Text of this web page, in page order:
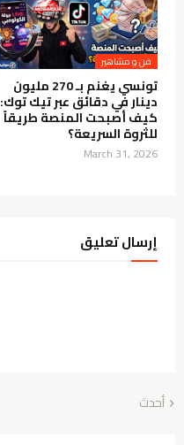
فن و مشاهير
تونسي يغنم بـ 270 مليون
دينار في دقائق عبر تيك توك:
كيف أصبحت المنصة طريقاً
للثروة السريعة؟
March 31, 2026
إرسال تعليق
أحدث